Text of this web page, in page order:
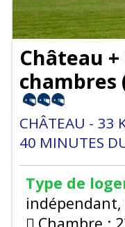
Château
chambres
CHÂTEAU 33
40 MINUTES
Type de
indépendant